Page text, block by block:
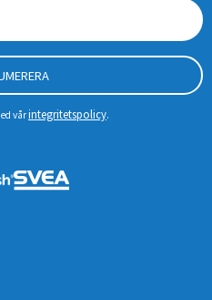
vårintegritetspolicy.